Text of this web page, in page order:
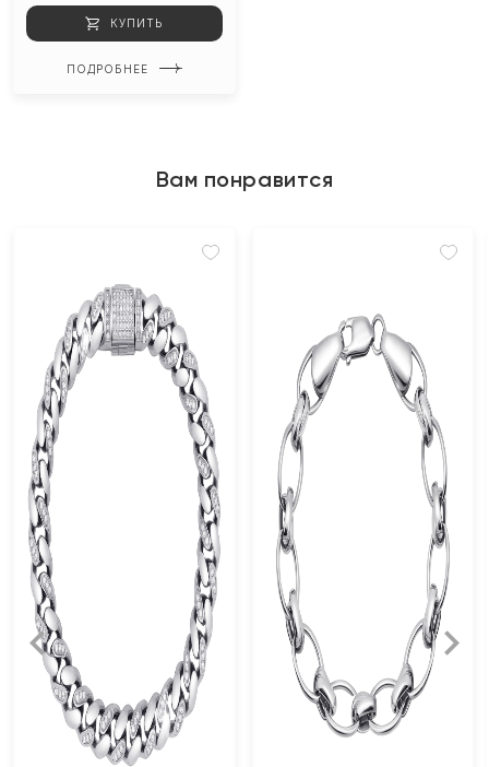
КУПИТЬ
ПОДРОБНЕЕ
Вам понравится